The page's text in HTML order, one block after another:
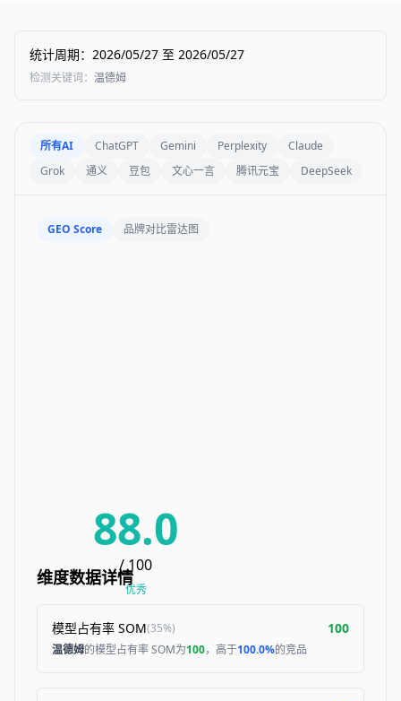
统计周期： 2026/05/27 至 2026/05/27
检测关键词： 温德姆
所有AI ChatGPT Gemini Perplexity
Claude
Grok
通义 豆包 文心一言 腾讯元宝 DeepSeek
GEO Score 品牌对比雷达图
88.0
/ 100
优秀
维度数据详情
模型占有率 SOM(35%) 100
温德姆的模型占有率 SOM为100，高于100.0%的竞品